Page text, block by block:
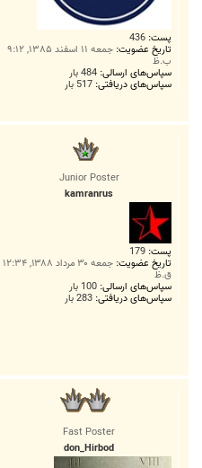
پست: 436
تاریخ عضویت: جمعه ۱۱ اسفند ۱۳۸۵, ۹:۱۲
ب.ظ
سپاس‌های ارسالی: 484 بار
سپاس‌های دریافتی: 517 بار
Junior Poster
kamranrus
پست: 179
تاریخ عضویت: جمعه ۳۰ مرداد ۱۳۸۸, ۱۲:۳۴
ق.ظ
سپاس‌های ارسالی: 100 بار
سپاس‌های دریافتی: 283 بار
Fast Poster
don_Hirbod